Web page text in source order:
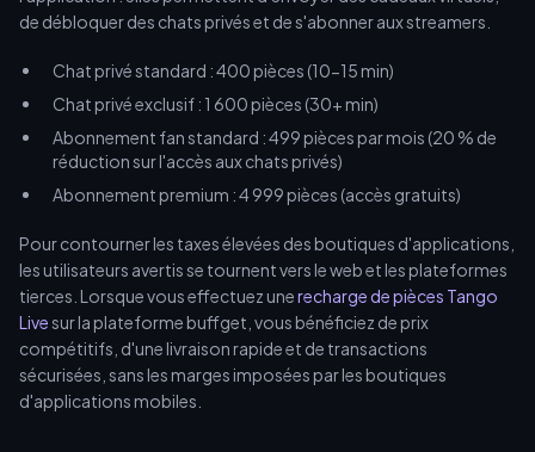
de débloquer des chats privés et de s'abonner aux streamers.
Chat privé standard : 400 pièces (10-15 min)
Chat privé exclusif : 1 600 pièces (30+ min)
Abonnement fan standard : 499 pièces par mois (20 % de
réduction sur l'accès aux chats privés)
Abonnement premium : 4 999 pièces (accès gratuits)
Pour contourner les taxes élevées des boutiques d'applications,
les utilisateurs avertis se tournent vers le web et les plateformes
tierces. Lorsque vous effectuez unerecharge de pièces Tango
Livesur la plateforme buffget, vous bénéficiez de prix
compétitifs, d'une livraison rapide et de transactions
sécurisées, sans les marges imposées par les boutiques
d'applications mobiles.